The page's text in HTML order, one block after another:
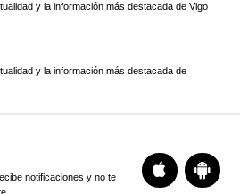
y la información más destacada de Vigo
y la información más destacada de
notificaciones y no te